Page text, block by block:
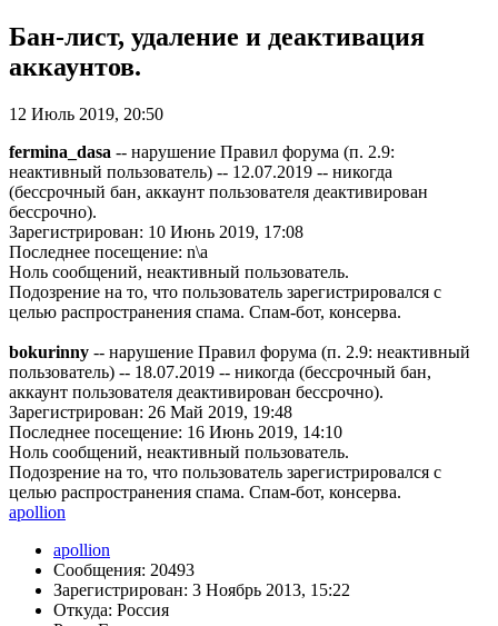
Бан-лист, удаление и деактивация
аккаунтов.
12 Июль 2019, 20:50
fermina_dasa -- нарушение Правил форума (п. 2.9:
неактивный пользователь) -- 12.07.2019 -- никогда
(бессрочный бан, аккаунт пользователя деактивирован
бессрочно).
Зарегистрирован: 10 Июнь 2019, 17:08
Последнее посещение: n\a
Ноль сообщений, неактивный пользователь.
Подозрение на то, что пользователь зарегистрировался с
целью распространения спама. Спам-бот, консерва.
bokurinny -- нарушение Правил форума (п. 2.9: неактивный
пользователь) -- 18.07.2019 -- никогда (бессрочный бан,
аккаунт пользователя деактивирован бессрочно).
Зарегистрирован: 26 Май 2019, 19:48
Последнее посещение: 16 Июнь 2019, 14:10
Ноль сообщений, неактивный пользователь.
Подозрение на то, что пользователь зарегистрировался с
целью распространения спама. Спам-бот, консерва.
apollion
apollion
Сообщения: 20493
Зарегистрирован: 3 Ноябрь 2013, 15:22
Откуда: Россия